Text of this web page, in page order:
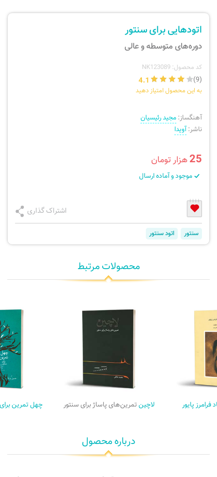
نی، فلوت، سازهای بادی
ارسال سفارش
اتودهایی برای سنتور
دوره‌های متوسطه و عالی
کد محصول: NK123089
(9)
4.1
به این محصول امتیاز دهید
آهنگساز:مجید رئیسیان
ناشر:آویدا
25هزار تومان
موجود و آماده ارسال
اشتراک گذاری
سنتور اتود سنتور
محصولات مرتبط
پایور لاچینتمرین‌های پاساژ برای سنتور چهل تمرین
درباره محصول